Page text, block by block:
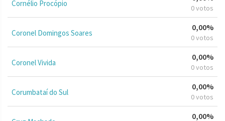
Cornélio Procópio 0 votos
Coronel Domingos Soares
0,00%
0 votos
Coronel Vivida
0,00%
0 votos
Corumbataí do Sul
0,00%
0 votos
0,00%